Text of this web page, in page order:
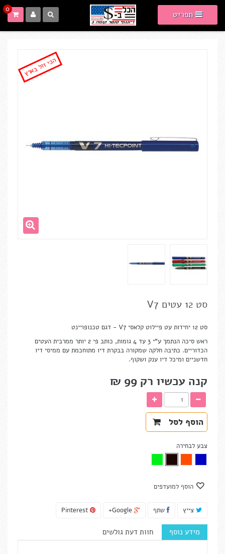
תפריט 0
הכי זול בארץ
סט 12 עטים V7
סט 12 יחידות עט פיילוט קלאסי V7 - דגם טכנופויינט
ראש סיכה הנתמך ע"י 3 עד 4 גומות, כותב פי 2 יותר ממרבית העטים
הכדוריים. כתיבה חלקה שמקורה בבקרת דיו מתוחכמת עם ממיסי דיו
חדשניים ומיכל דיו ענק ושקוף.
קנה עכשיו רק 99 ₪‎
הוסף לסל
צבע לבחירה
הוסף למועדפים
צייץ שתף
מידע נוסף חוות דעת גולשים